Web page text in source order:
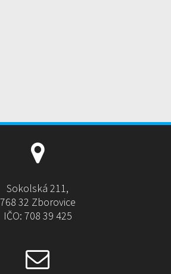
Sokolská 211,
768 32 Zborovice
IČO: 708 39 425